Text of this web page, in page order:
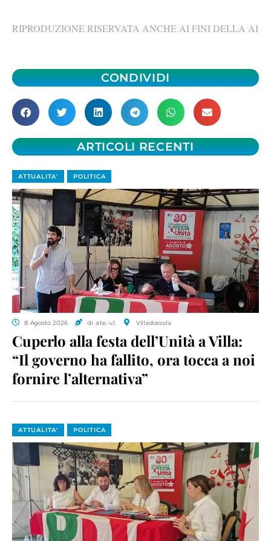
RIPRODUZIONE RISERVATA ANCHE AI FINI DELLA AI
CONDIVIDI
ARTICOLI RECENTI
ATTUALITA' POLITICA
8 Agosto 2026 di a.te.-v.l. Villadossola
Cuperlo alla festa dell’Unità a Villa:
“Il governo ha fallito, ora tocca a noi
fornire l’alternativa”
ATTUALITA' POLITICA